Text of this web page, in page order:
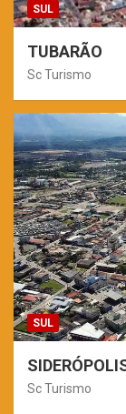
SUL
TUBARÃO
Sc Turismo
SUL
Sc Turismo